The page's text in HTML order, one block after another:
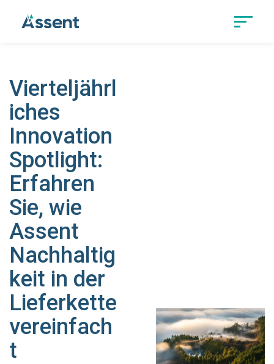
Vierteljährl
iches
Innovation
Spotlight:
Erfahren
Sie, wie
Assent
Nachhaltig
keit in der
Lieferkette
vereinfach
t